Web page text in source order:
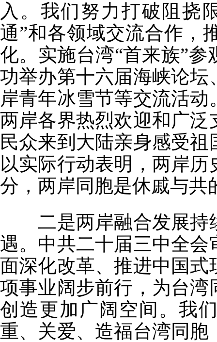
入。我们努力打破阻挠
通”和各领域交流合作，
化。实施台湾“首来族”
功举办第十六届海峡论
岸青年冰雪节等交流活
两岸各界热烈欢迎和广
民众来到大陆亲身感受
以实际行动表明，两岸
分，两岸同胞是休戚与共
二是两岸融合发展持
遇。中共二十届三中全
面深化改革、推进中国
项事业阔步前行，为台
创造更加广阔空间。我
重、关爱、造福台湾同